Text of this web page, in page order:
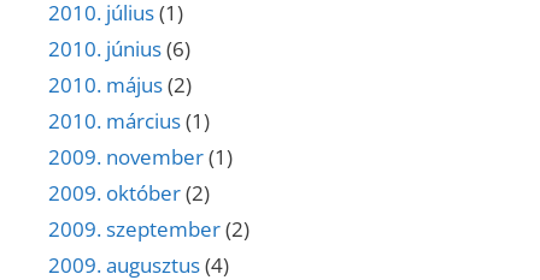
2010. július(1)
2010. június(6)
2010. május(2)
2010. március(1)
2009. november(1)
2009. október(2)
2009. szeptember(2)
2009. augusztus(4)